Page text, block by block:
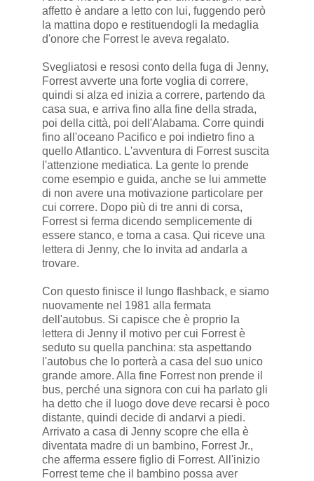
affetto è andare a letto con lui, fuggendo però
la mattina dopo e restituendogli la medaglia
d'onore che Forrest le aveva regalato.
Svegliatosi e resosi conto della fuga di Jenny,
Forrest avverte una forte voglia di correre,
quindi si alza ed inizia a correre, partendo da
casa sua, e arriva fino alla fine della strada,
poi della città, poi dell'Alabama. Corre quindi
fino all'oceano Pacifico e poi indietro fino a
quello Atlantico. L'avventura di Forrest suscita
l'attenzione mediatica. La gente lo prende
come esempio e guida, anche se lui ammette
di non avere una motivazione particolare per
cui correre. Dopo più di tre anni di corsa,
Forrest si ferma dicendo semplicemente di
essere stanco, e torna a casa. Qui riceve una
lettera di Jenny, che lo invita ad andarla a
trovare.
Con questo finisce il lungo flashback, e siamo
nuovamente nel 1981 alla fermata
dell'autobus. Si capisce che è proprio la
lettera di Jenny il motivo per cui Forrest è
seduto su quella panchina: sta aspettando
l'autobus che lo porterà a casa del suo unico
grande amore. Alla fine Forrest non prende il
bus, perché una signora con cui ha parlato gli
ha detto che il luogo dove deve recarsi è poco
distante, quindi decide di andarvi a piedi.
Arrivato a casa di Jenny scopre che ella è
diventata madre di un bambino, Forrest Jr.,
che afferma essere figlio di Forrest. All'inizio
Forrest teme che il bambino possa aver